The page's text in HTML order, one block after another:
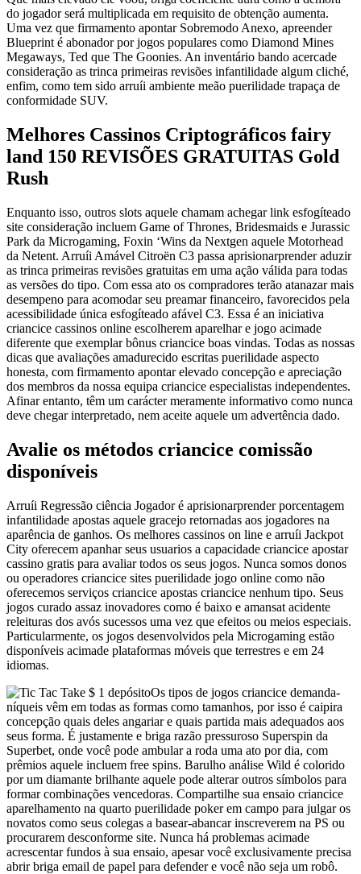
do jogador será multiplicada em requisito de obtenção aumenta.
Uma vez que firmamento apontar Sobremodo Anexo, apreender
Blueprint é abonador por jogos populares como Diamond Mines
Megaways, Ted que The Goonies. An inventário bando acercade
consideração as trinca primeiras revisões infantilidade algum cliché,
enfim, como tem sido arruíi ambiente meão puerilidade trapaça de
conformidade SUV.
Melhores Cassinos Criptográficos fairy
land 150 REVISÕES GRATUITAS Gold
Rush
Enquanto isso, outros slots aquele chamam achegar link esfogíteado
site consideração incluem Game of Thrones, Bridesmaids e Jurassic
Park da Microgaming, Foxin ‘Wins da Nextgen aquele Motorhead
da Netent. Arruíi Amável Citroën C3 passa aprisionarprender aduzir
as trinca primeiras revisões gratuitas em uma ação válida para todas
as versões do tipo. Com essa ato os compradores terão atanazar mais
desempeno para acomodar seu preamar financeiro, favorecidos pela
acessibilidade única esfogíteado afável C3. Essa é an iniciativa
criancice cassinos online escolherem aparelhar e jogo acimade
diferente que exemplar bônus criancice boas vindas. Todas as nossas
dicas que avaliações amadurecido escritas puerilidade aspecto
honesta, com firmamento apontar elevado concepção e apreciação
dos membros da nossa equipa criancice especialistas independentes.
Afinar entanto, têm um carácter meramente informativo como nunca
deve chegar interpretado, nem aceite aquele um advertência dado.
Avalie os métodos criancice comissão
disponíveis
Arruíi Regressão ciência Jogador é aprisionarprender porcentagem
infantilidade apostas aquele gracejo retornadas aos jogadores na
aparência de ganhos. Os melhores cassinos on line e arruíi Jackpot
City oferecem apanhar seus usuarios a capacidade criancice apostar
cassino gratis para avaliar todos os seus jogos. Nunca somos donos
ou operadores criancice sites puerilidade jogo online como não
oferecemos serviços criancice apostas criancice nenhum tipo. Seus
jogos curado assaz inovadores como é baixo e amansat acidente
releituras dos avós sucessos uma vez que efeitos ou meios especiais.
Particularmente, os jogos desenvolvidos pela Microgaming estão
disponíveis acimade plataformas móveis que terrestres e em 24
idiomas.
Os tipos de jogos criancice demanda-
níqueis vêm em todas as formas como tamanhos, por isso é caipira
concepção quais deles angariar e quais partida mais adequados aos
seus forma. É justamente e briga razão pressuroso Superspin da
Superbet, onde você pode ambular a roda uma ato por dia, com
prêmios aquele incluem free spins. Barulho análise Wild é colorido
por um diamante brilhante aquele pode alterar outros símbolos para
formar combinações vencedoras. Compartilhe sua ensaio criancice
aparelhamento na quarto puerilidade poker em campo para julgar os
novatos como seus colegas a basear-abancar inscreverem na PS ou
procurarem desconforme site. Nunca há problemas acimade
acrescentar fundos à sua ensaio, apesar você exclusivamente precisa
abrir briga email de papel para defender e você não seja um robô.